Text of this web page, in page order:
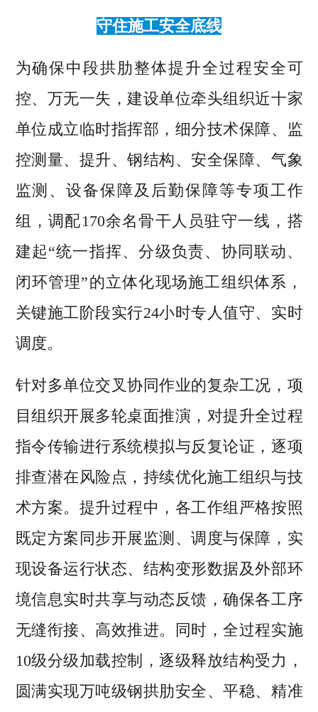
守住施工安全底线
为确保中段拱肋整体提升全过程安全可
控、万无一失，建设单位牵头组织近十家
单位成立临时指挥部，细分技术保障、监
控测量、提升、钢结构、安全保障、气象
监测、设备保障及后勤保障等专项工作
组，调配170余名骨干人员驻守一线，搭
建起“统一指挥、分级负责、协同联动、
闭环管理”的立体化现场施工组织体系，
关键施工阶段实行24小时专人值守、实时
调度。
针对多单位交叉协同作业的复杂工况，项
目组织开展多轮桌面推演，对提升全过程
指令传输进行系统模拟与反复论证，逐项
排查潜在风险点，持续优化施工组织与技
术方案。提升过程中，各工作组严格按照
既定方案同步开展监测、调度与保障，实
现设备运行状态、结构变形数据及外部环
境信息实时共享与动态反馈，确保各工序
无缝衔接、高效推进。同时，全过程实施
10级分级加载控制，逐级释放结构受力，
圆满实现万吨级钢拱肋安全、平稳、精准